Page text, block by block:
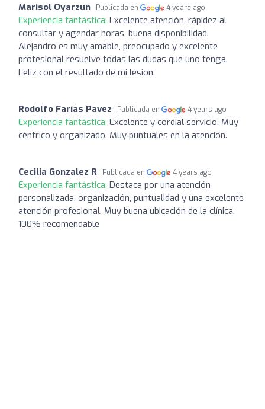
Marisol Oyarzun Publicada en 4 years ago
Experiencia fantástica: Excelente atención, rápidez al
consultar y agendar horas, buena disponibilidad.
Alejandro es muy amable, preocupado y excelente
profesional resuelve todas las dudas que uno tenga.
Feliz con el resultado de mi lesión.
Rodolfo Farías Pavez Publicada en 4 years ago
Experiencia fantástica: Excelente y cordial servicio. Muy
céntrico y organizado. Muy puntuales en la atención.
Cecilia Gonzalez R Publicada en 4 years ago
Experiencia fantástica: Destaca por una atención
personalizada, organización, puntualidad y una excelente
atención profesional. Muy buena ubicación de la clínica.
100% recomendable